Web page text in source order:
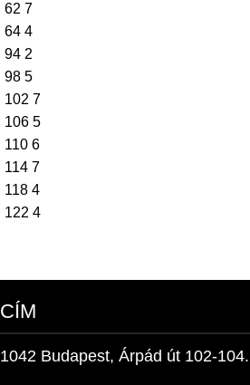
62 7
64 4
94 2
98 5
102 7
106 5
110 6
114 7
118 4
122 4
CÍM
1042 Budapest, Árpád út 102-104.